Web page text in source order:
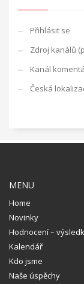
Přihlásit se
Zdroj kanálů
Kanál
Česká
MENU
Home
Novinky
Hodnocení –
Kalendář
Kdo jsme
Naše úspěchy